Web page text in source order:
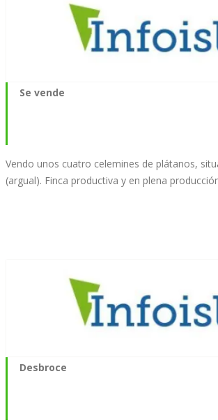
Se vende
Vendo unos cuatro celemines de plátanos,
(argual). Finca productiva y en plena
Desbroce